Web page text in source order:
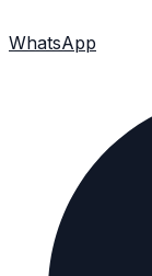
WhatsApp